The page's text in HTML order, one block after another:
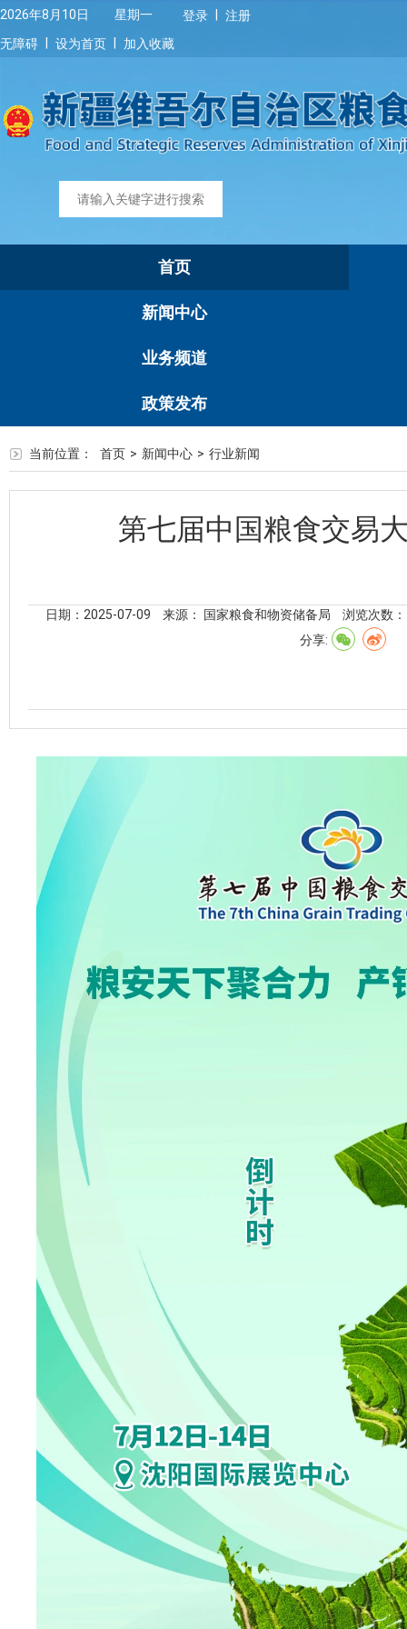
2026年8月10日 星期一 登录
注册
无障碍
设为首页 加入收藏
首页
新闻中心
业务频道
政策发布
当前位置： 首页 > 新闻中心 > 行业新闻
第七届中国粮食交易
日期：2025-07-09 来源： 国家粮食和物资储备局 浏览次数：
分享: